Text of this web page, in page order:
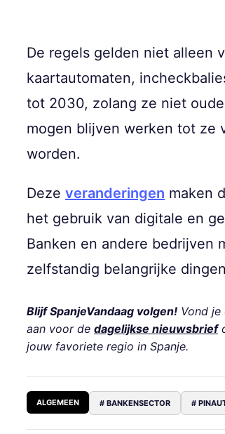
De regels gelden niet alleen
kaartautomaten,
tot 2030, zolang ze niet
mogen blijven werken tot ze
worden.
Deze veranderingen maken
het gebruik van digitale en
Banken en andere bedrijven
zelfstandig belangrijke
Blijf SpanjeVandaag volgen! Vond
aan voor de dagelijkse nieuwsbrief
jouw favoriete regio in Spanje.
ALGEMEEN # BANKENSECTOR #